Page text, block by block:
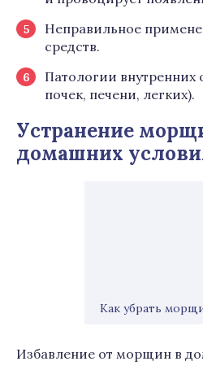
Неправильное
средств.
Патологии внутренних
почек, печени, легких).
Устранение
домашних
Как убрать
Избавление от морщин в